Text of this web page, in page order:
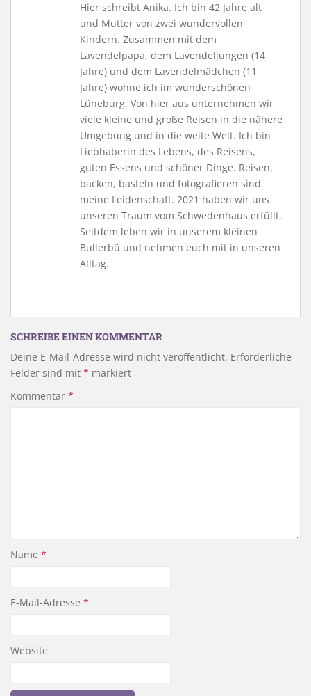
Hier schreibt Anika. Ich bin 42 Jahre alt
und Mutter von zwei wundervollen
Kindern. Zusammen mit dem
Lavendelpapa, dem Lavendeljungen (14
Jahre) und dem Lavendelmädchen (11
Jahre) wohne ich im wunderschönen
Lüneburg. Von hier aus unternehmen wir
viele kleine und große Reisen in die nähere
Umgebung und in die weite Welt. Ich bin
Liebhaberin des Lebens, des Reisens,
guten Essens und schöner Dinge. Reisen,
backen, basteln und fotografieren sind
meine Leidenschaft. 2021 haben wir uns
unseren Traum vom Schwedenhaus erfüllt.
Seitdem leben wir in unserem kleinen
Bullerbü und nehmen euch mit in unseren
Alltag.
SCHREIBE EINEN KOMMENTAR
Deine E-Mail-Adresse wird nicht veröffentlicht. Erforderliche
Felder sind mit * markiert
Kommentar *
Name *
E-Mail-Adresse *
Website